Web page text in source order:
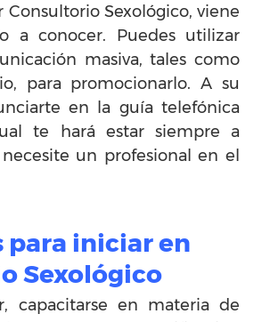
Consultorio Sexológico, viene
a conocer. Puedes utilizar
masiva, tales como
para promocionarlo. A su
en la guía telefónica
te hará estar siempre a
un profesional en el
para iniciar en
Sexológico
capacitarse en materia de